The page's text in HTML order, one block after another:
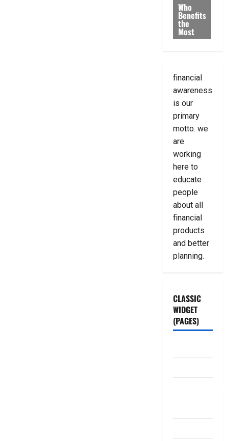
Who
Benefits
the
Most
financial
awareness
is our
primary
motto. we
are
working
here to
educate
people
about all
financial
products
and better
planning.
CLASSIC
WIDGET
(PAGES)